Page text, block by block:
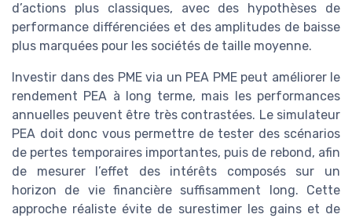
d’actions plus classiques, avec des hypothèses de
performance différenciées et des amplitudes de baisse
plus marquées pour les sociétés de taille moyenne.
Investir dans des PME via un PEA PME peut améliorer le
rendement PEA à long terme, mais les performances
annuelles peuvent être très contrastées. Le simulateur
PEA doit donc vous permettre de tester des scénarios
de pertes temporaires importantes, puis de rebond, afin
de mesurer l’effet des intérêts composés sur un
horizon de vie financière suffisamment long. Cette
approche réaliste évite de surestimer les gains et de